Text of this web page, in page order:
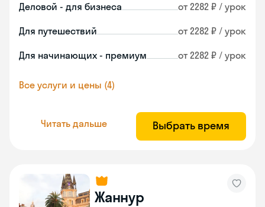
Деловой - для бизнеса от 2282 ₽ / урок
Для путешествий от 2282 ₽ / урок
Для начинающих - премиум от 2282 ₽ / урок
Все услуги и цены (4)
Читать дальше Выбрать время
Жаннур